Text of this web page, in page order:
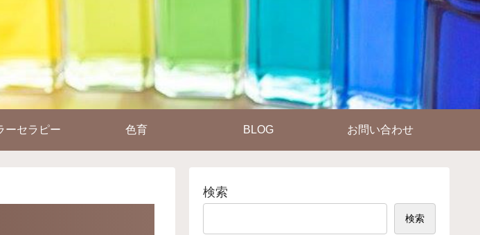
ーセラピー 色育 BLOG お問い合わせ
検索
検索